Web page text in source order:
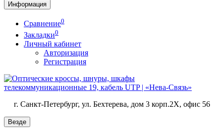
Информация
Сравнение0
Закладки0
Личный кабинет
Авторизация
Регистрация
г. Санкт-Петербург, ул. Бехтерева, дом 3 корп.2X, офис 56
Везде